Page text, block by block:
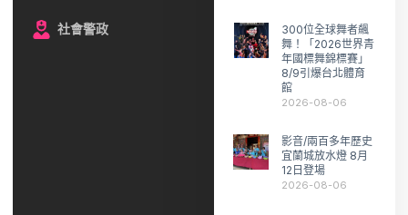
社會警政
300位全球舞者飆
舞！「2026世界青
年國標舞錦標賽」
8/9引爆台北體育
館
2026-08-06
影音/兩百多年歷史
宜蘭城放水燈 8月
12日登場
2026-08-06